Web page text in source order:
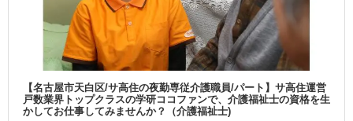
【名古屋市天白区/サ高住の夜勤専従介護職員/パート】サ高住運営
戸数業界トップクラスの学研ココファンで、介護福祉士の資格を生
かしてお仕事してみませんか？（介護福祉士)